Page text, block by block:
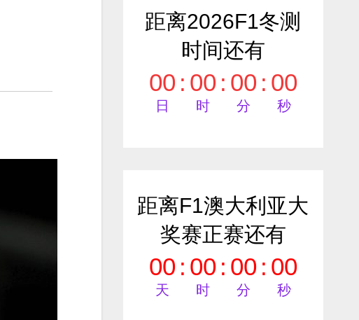
距离2026F1冬测
时间还有
00
日
: 00
时
: 00
分
: 00
秒
距离F1澳大利亚大
奖赛正赛还有
00
天
: 00
时
: 00
分
: 00
秒